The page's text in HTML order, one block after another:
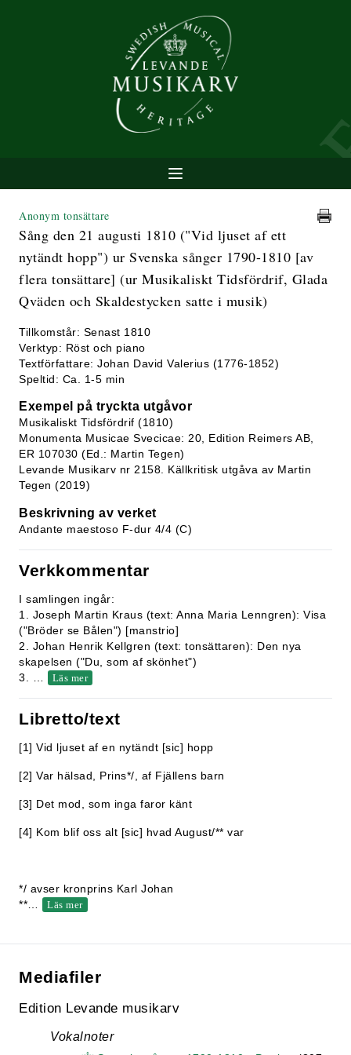
Anonym tonsättare
Sång den 21 augusti 1810 ("Vid ljuset af ett
nytändt hopp") ur Svenska sånger 1790-1810 [av
flera tonsättare] (ur Musikaliskt Tidsfördrif, Glada
Qväden och Skaldestycken satte i musik)
Tillkomstår: Senast 1810
Verktyp: Röst och piano
Textförfattare: Johan David Valerius (1776-1852)
Speltid: Ca. 1-5 min
Exempel på tryckta utgåvor
Musikaliskt Tidsfördrif (1810)
Monumenta Musicae Svecicae: 20, Edition Reimers AB,
ER 107030 (Ed.: Martin Tegen)
Levande Musikarv nr 2158. Källkritisk utgåva av Martin
Tegen (2019)
Beskrivning av verket
Andante maestoso F-dur 4/4 (C)
Verkkommentar
I samlingen ingår:
1. Joseph Martin Kraus (text: Anna Maria Lenngren): Visa
("Bröder se Bålen") [manstrio]
2. Johan Henrik Kellgren (text: tonsättaren): Den nya
skapelsen ("Du, som af skönhet")
3.
Läs mer
Libretto/text
[1] Vid ljuset af en nytändt [sic] hopp
[2] Var hälsad, Prins*/, af Fjällens barn
[3] Det mod, som inga faror känt
[4] Kom blif oss alt [sic] hvad August/** var
*/ avser kronprins Karl Johan
**
Läs mer
Mediafiler
Edition Levande musikarv
Vokalnoter